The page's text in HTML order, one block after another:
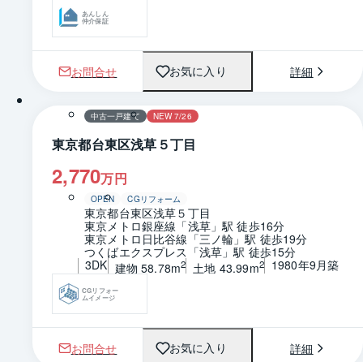
あんしん
仲介保証
お問合せ お気に入り 詳細
1 / 0
中古一戸建て NEW 7/26
東京都台東区浅草５丁目
2,770万円
OPEN CGリフォーム
東京都台東区浅草５丁目
東京メトロ銀座線「浅草」駅 徒歩16分
東京メトロ日比谷線「三ノ輪」駅 徒歩19分
つくばエクスプレス「浅草」駅 徒歩15分
3DK 建物 58.78m2 土地 43.99m2 1980年9月築
CGリフォー
ムイメージ
お問合せ お気に入り 詳細
1 / 0